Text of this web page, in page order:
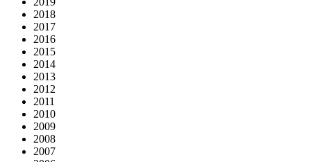
2018
2017
2016
2015
2014
2013
2012
2011
2010
2009
2008
2007